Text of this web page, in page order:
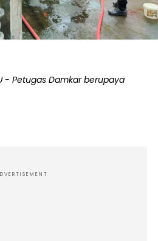
- Petugas Damkar berupaya